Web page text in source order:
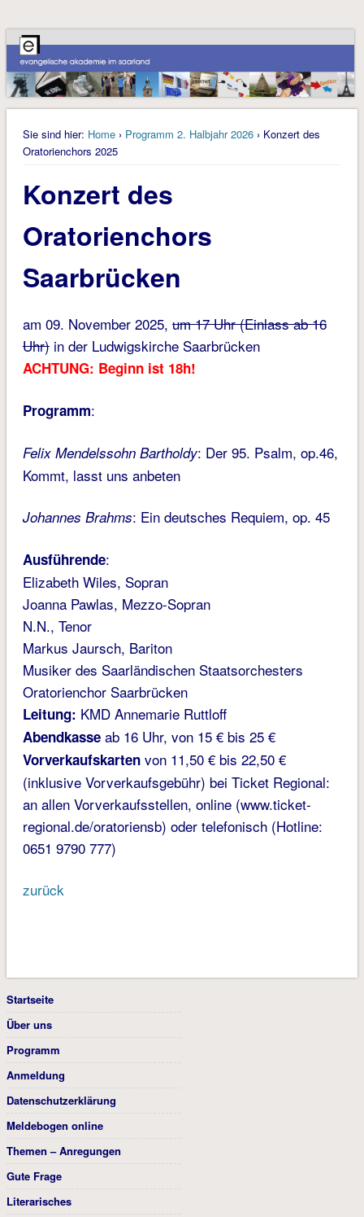
Sie sind hier: Home› Programm 2. Halbjahr 2026› Konzert des
Oratorienchors 2025
Konzert des
Oratorienchors
Saarbrücken
am 09. November 2025,um 17 Uhr (Einlass ab 16
Uhr)in der Ludwigskirche Saarbrücken
ACHTUNG: Beginn ist 18h!
Programm:
Felix Mendelssohn Bartholdy: Der 95. Psalm, op.46,
Kommt, lasst uns anbeten
Johannes Brahms: Ein deutsches Requiem, op. 45
Ausführende:
Elizabeth Wiles, Sopran
Joanna Pawlas, Mezzo-Sopran
N.N., Tenor
Markus Jaursch, Bariton
Musiker des Saarländischen Staatsorchesters
Oratorienchor Saarbrücken
Leitung: KMD Annemarie Ruttloff
Abendkasseab 16 Uhr, von 15 € bis 25 €
Vorverkaufskartenvon 11,50 € bis 22,50 €
(inklusive Vorverkaufsgebühr) bei Ticket Regional:
an allen Vorverkaufsstellen, online (www.ticket-
regional.de/oratoriensb) oder telefonisch (Hotline:
0651 9790 777)
zurück
Startseite
Über uns
Programm
Anmeldung
Datenschutzerklärung
Meldebogen online
Themen – Anregungen
Gute Frage
Literarisches